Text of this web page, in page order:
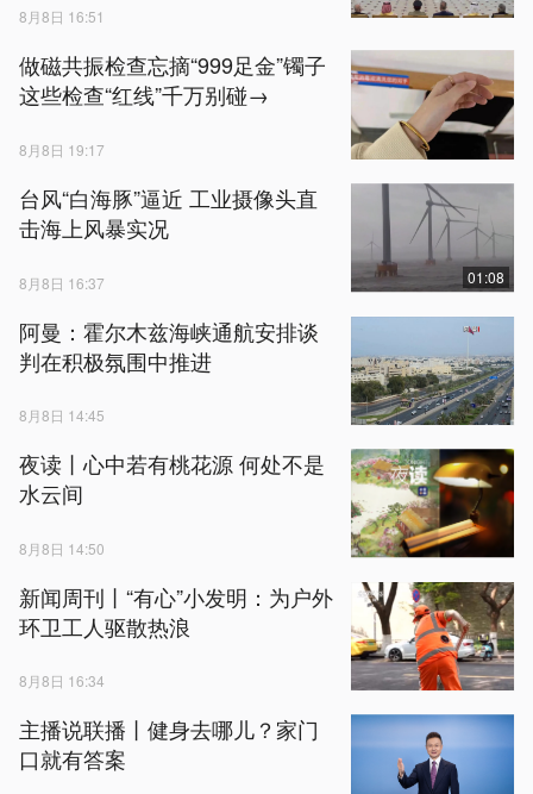
8月8日 16:51
做磁共振检查忘摘“999足金”镯子
这些检查“红线”千万别碰→
8月8日 19:17
台风“白海豚”逼近 工业摄像头直
击海上风暴实况
8月8日 16:37 01:08
阿曼：霍尔木兹海峡通航安排谈
判在积极氛围中推进
8月8日 14:45
夜读丨心中若有桃花源 何处不是
水云间
8月8日 14:50
新闻周刊丨“有心”小发明：为户外
环卫工人驱散热浪
8月8日 16:34
主播说联播丨健身去哪儿？家门
口就有答案